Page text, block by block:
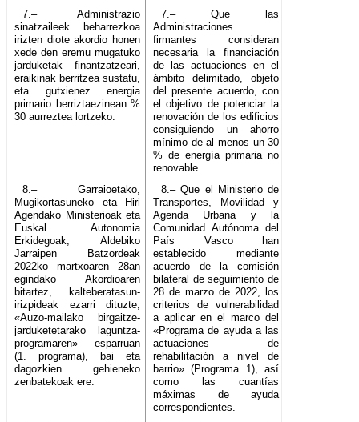
7.– Administrazio
sinatzaileek beharrezkoa
irizten diote akordio honen
xede den eremu mugatuko
jarduketak finantzatzeari,
eraikinak berritzea sustatu,
eta gutxienez energia
primario berriztaezinean %
30 aurreztea lortzeko.
7.– Que las
Administraciones
firmantes consideran
necesaria la financiación
de las actuaciones en el
ámbito delimitado, objeto
del presente acuerdo, con
el objetivo de potenciar la
renovación de los edificios
consiguiendo un ahorro
mínimo de al menos un 30
% de energía primaria no
renovable.
8.– Garraioetako,
Mugikortasuneko eta Hiri
Agendako Ministerioak eta
Euskal Autonomia
Erkidegoak, Aldebiko
Jarraipen Batzordeak
2022ko martxoaren 28an
egindako Akordioaren
bitartez, kalteberatasun-
irizpideak ezarri dituzte,
«Auzo-mailako birgaitze-
jarduketetarako laguntza-
programaren» esparruan
(1. programa), bai eta
dagozkien gehieneko
zenbatekoak ere.
8.– Que el Ministerio de
Transportes, Movilidad y
Agenda Urbana y la
Comunidad Autónoma del
País Vasco han
establecido mediante
acuerdo de la comisión
bilateral de seguimiento de
28 de marzo de 2022, los
criterios de vulnerabilidad
a aplicar en el marco del
«Programa de ayuda a las
actuaciones de
rehabilitación a nivel de
barrio» (Programa 1), así
como las cuantías
máximas de ayuda
correspondientes.